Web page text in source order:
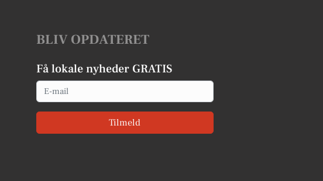
BLIV OPDATERET
Få lokale nyheder GRATIS
Email
Tilmeld